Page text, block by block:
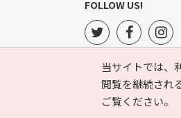
当サイトでは、
閲覧を継続され
ご覧ください。
FOLLOW US!